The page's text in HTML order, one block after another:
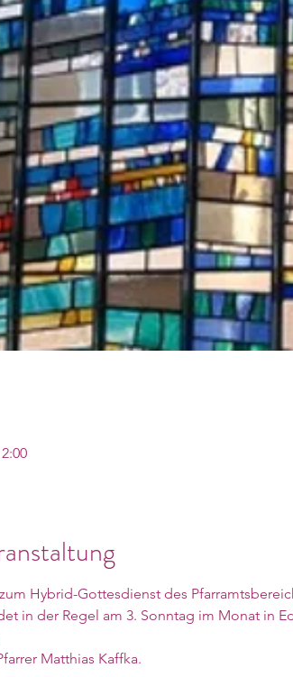
Hybrid-Gottesdienst des
in der Regel am 3. Sonntag im Monat in
Matthias Kaffka.